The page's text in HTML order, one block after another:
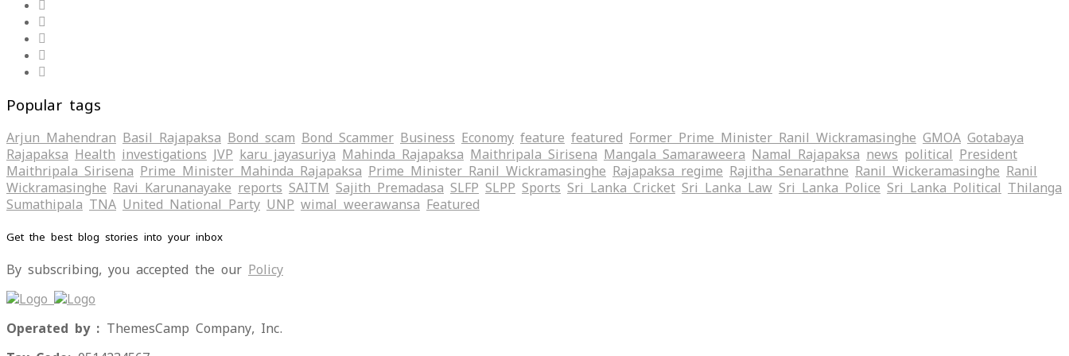
Popular tags
Arjun Mahendran Basil Rajapaksa Bond scam Bond Scammer Business Economy feature featured Former Prime Minister Ranil Wickramasinghe GMOA Gotabaya
Rajapaksa Health investigations JVP karu jayasuriya Mahinda Rajapaksa Maithripala Sirisena Mangala Samaraweera Namal Rajapaksa news political President
Maithripala Sirisena Prime Minister Mahinda Rajapaksa Prime Minister Ranil Wickramasinghe Rajapaksa regime Rajitha Senarathne Ranil Wickeramasinghe Ranil
Wickramasinghe Ravi Karunanayake reports SAITM Sajith Premadasa SLFP SLPP Sports Sri Lanka Cricket Sri Lanka Law Sri Lanka Police Sri Lanka Political Thilanga
Sumathipala TNA United National Party UNP wimal weerawansa ‍Featured
Get the best blog stories into your inbox
By subscribing, you accepted the our Policy
Operated by : ThemesCamp Company, Inc.